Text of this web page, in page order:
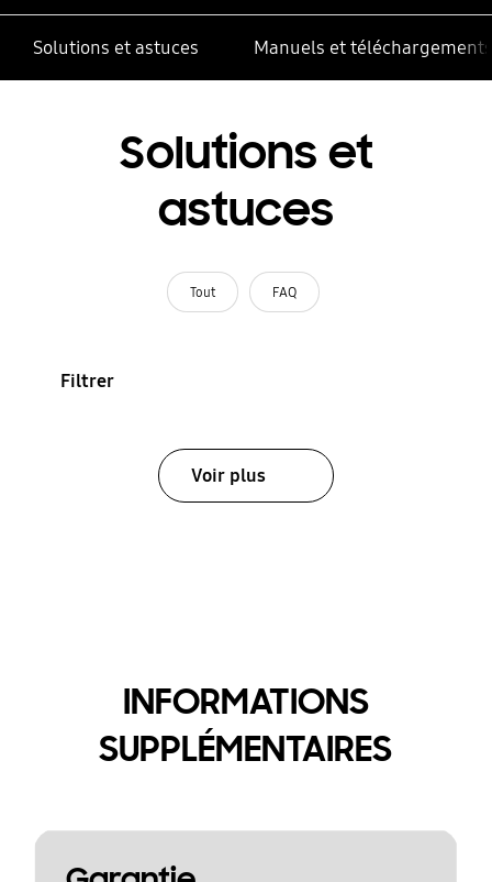
Solutions et astuces Manuels et téléchargements
Solutions et
astuces
Tout FAQ
Filtrer
Voir plus
INFORMATIONS
SUPPLÉMENTAIRES